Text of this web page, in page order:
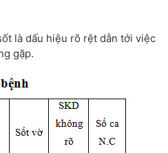
là dấu hiệu rõ rệt dẫn tới việc
gặp.